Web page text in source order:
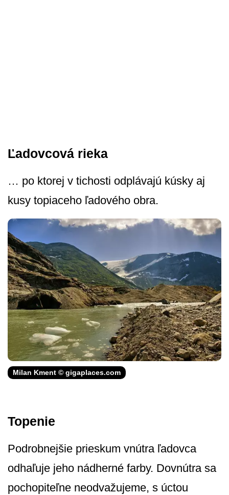
Ľadovcová rieka
… po ktorej v tichosti odplávajú kúsky aj
kusy topiaceho ľadového obra.
Milan Kment © gigaplaces.com
Topenie
Podrobnejšie prieskum vnútra ľadovca
odhaľuje jeho nádherné farby. Dovnútra sa
pochopiteľne neodvažujeme, s úctou